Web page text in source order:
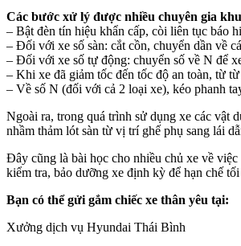
Các bước xử lý được nhiều chuyên gia
– Bật đèn tín hiệu khẩn cấp, còi liên tục báo
– Đối với xe số sàn: cắt cồn, chuyển dần về
– Đối với xe số tự động: chuyển số về N để
– Khi xe đã giảm tốc đến tốc độ an toàn, từ
– Về số N (đối với cả 2 loại xe), kéo phanh
Ngoài ra, trong quá trình sử dụng xe các vật
nhầm thảm lót sàn từ vị trí ghế phụ sang lái
Đây cũng là bài học cho nhiều chủ xe về
kiểm tra, bảo dưỡng xe định kỳ để hạn chế
Bạn có thể gửi gắm chiếc xe thân yêu tại:
Xưởng dịch vụ Hyundai Thái Bình